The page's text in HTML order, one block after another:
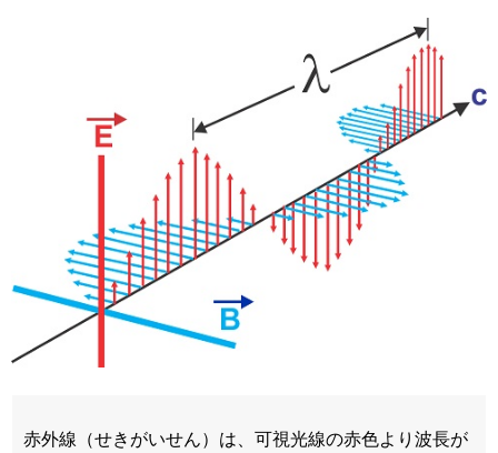
赤外線（せきがいせん）は、可視光線の赤色より波長が